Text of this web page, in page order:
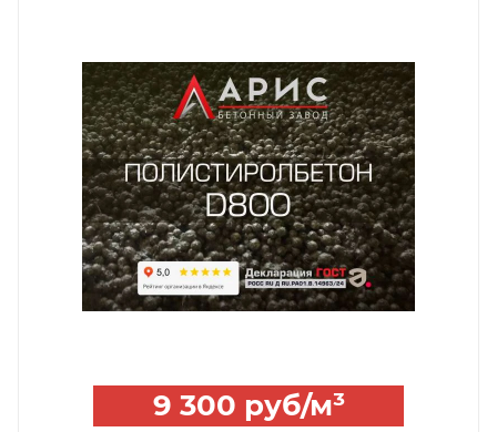
9 300 руб/м³